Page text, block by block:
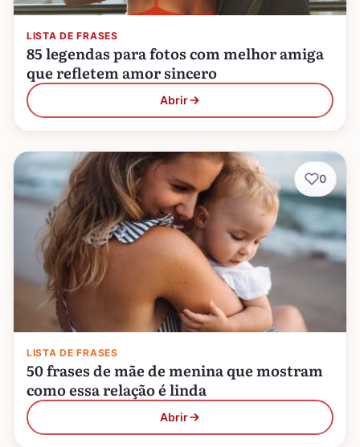
LISTA DE FRASES
85 legendas para fotos com melhor amiga
que refletem amor sincero
Abrir
LISTA DE FRASES
50 frases de mãe de menina que mostram
como essa relação é linda
Abrir
0